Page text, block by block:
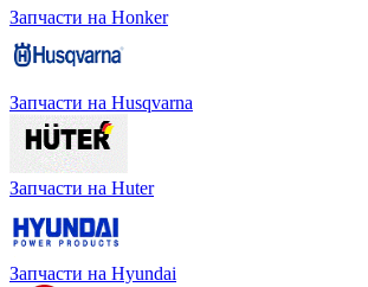
Запчасти на Honker
Запчасти на Husqvarna
Запчасти на Huter
Запчасти на Hyundai